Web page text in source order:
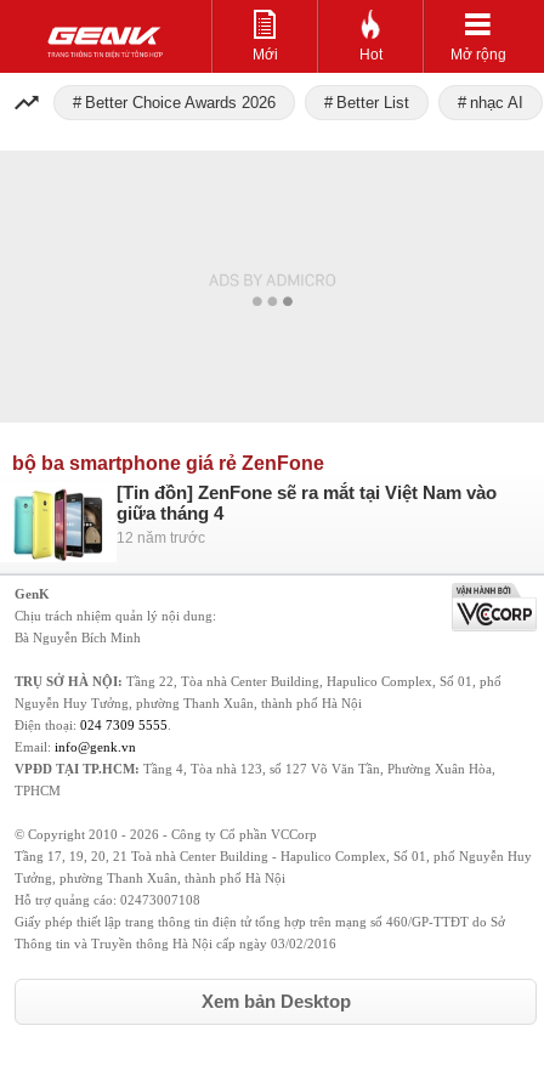
Mới Hot Mở rộng
Better Choice Awards 2026 Better List nhạc AI
bộ ba smartphone giá rẻ ZenFone
[Tin đồn] ZenFone sẽ ra mắt tại Việt Nam vào
giữa tháng 4
12 năm trước
GenK
Chịu trách nhiệm quản lý nội dung:
Bà Nguyễn Bích Minh
TRỤ SỞ HÀ NỘI: Tầng 22, Tòa nhà Center Building, Hapulico Complex, Số 01, phố
Nguyễn Huy Tưởng, phường Thanh Xuân, thành phố Hà Nội
Điện thoại: 024 7309 5555
Email: info@genk.vn
VPĐD TẠI TP.HCM: Tầng 4, Tòa nhà 123, số 127 Võ Văn Tần, Phường Xuân Hòa,
TPHCM
© Copyright 2010 - 2026 - Công ty Cổ phần VCCorp
Tầng 17, 19, 20, 21 Toà nhà Center Building - Hapulico Complex, Số 01, phố Nguyễn Huy
Tưởng, phường Thanh Xuân, thành phố Hà Nội
Hỗ trợ quảng cáo: 02473007108
Giấy phép thiết lập trang thông tin điện tử tổng hợp trên mạng số 460/GP-TTĐT do Sở
Thông tin và Truyền thông Hà Nội cấp ngày 03/02/2016
Xem bản Desktop